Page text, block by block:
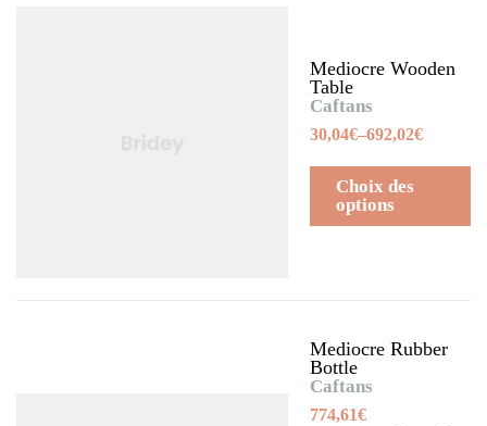
Mediocre Wooden
Table
Caftans
30,04€–692,02€
Choix des
options
Mediocre Rubber
Bottle
Caftans
774,61€